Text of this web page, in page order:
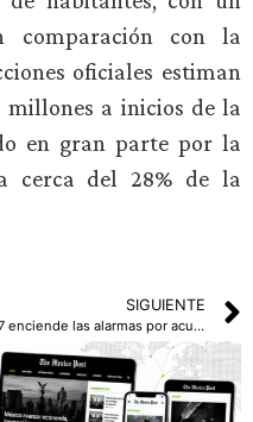
comparación con la
oficiales estiman
a inicios de la
en gran parte por la
cerca del 28% de la
SIGUIENTE
G7 enciende las alarmas por acuerdo entre Irán y Estados Unidos